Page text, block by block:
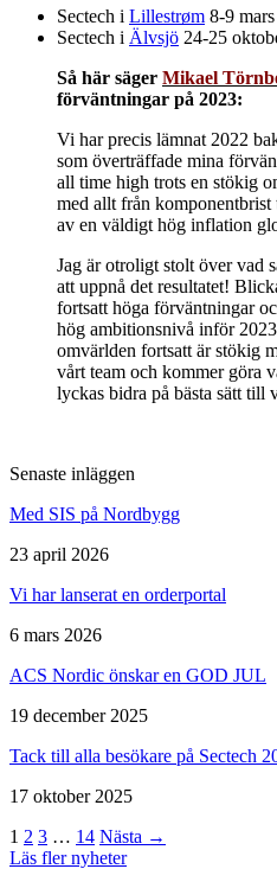
Övrigt
Tillbehör LED-indikatorer
Larmkommunikation
Sectech i Lillestrøm 8-9 mars
Sectech i Älvsjö 24-25
Så här säger Mikael
förväntningar på 2023:
Vi har precis lämnat 2022
som överträffade mina
all time high trots en stökig
med allt från
av en väldigt hög inflation
Jag är otroligt stolt över vad
att uppnå det resultatet!
fortsatt höga förväntningar
hög ambitionsnivå inför
omvärlden fortsatt är stökig
vårt team och kommer göra
lyckas bidra på bästa sätt till
Senaste inläggen
Med SIS på Nordbygg
23 april 2026
Vi har lanserat en orderportal
6 mars 2026
ACS Nordic önskar en GOD JUL
19 december 2025
Tack till alla besökare på Sectech
17 oktober 2025
1 2 3 … 14 Nästa →
Läs fler nyheter